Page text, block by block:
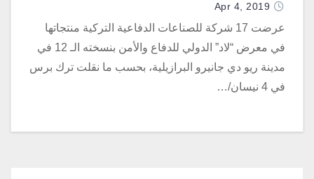
Apr 4, 2019
عرضت 17 شركة للصناعات الدفاعية التركية منتجاتها
في معرض “لاد” الدولي للدفاع والأمن بنسخته الـ 12 في
مدينة ريو دي جانيرو البرازيلية، بحسب ما نقلت ترك برس
في 4 نيسان/…